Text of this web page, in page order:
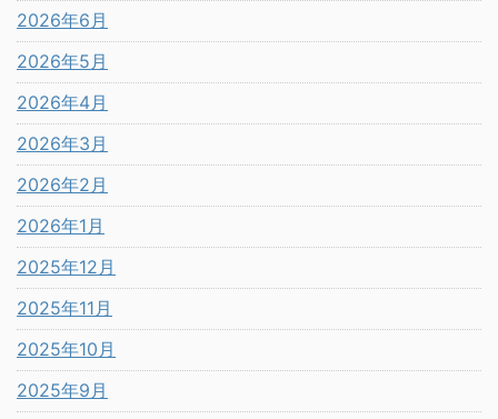
2026年6月
2026年5月
2026年4月
2026年3月
2026年2月
2026年1月
2025年12月
2025年11月
2025年10月
2025年9月